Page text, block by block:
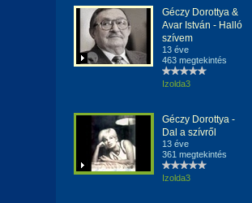
Géczy Dorottya &
Avar István - Halló
szívem
13 éve
463 megtekintés
Izolda3
Géczy Dorottya -
Dal a szívről
13 éve
361 megtekintés
Izolda3